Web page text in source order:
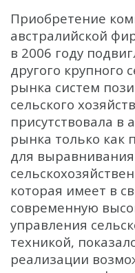
Приобретение
австралийской
в 2006 году
другого крупного
рынка систем
сельского
присутствовала в
рынка только как
для
которая имеет в
современную
управления
техникой,
реализации